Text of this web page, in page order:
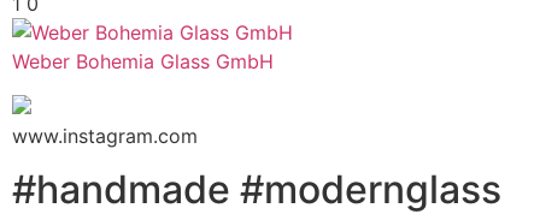
Weber Bohemia Glass GmbH
www.instagram.com
#handmade #modernglass